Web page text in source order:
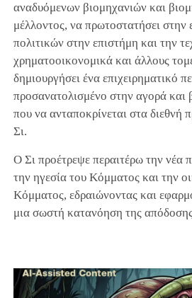
αναδυόμενων βιομηχανιών και
μέλλοντος, να πρωτοστατήσει
πολιτικών στην επιστήμη και την
χρηματοοικονομικά και άλλους
δημιουργήσει ένα επιχειρηματικό
προσανατολισμένο στην αγορά και
που να ανταποκρίνεται στα διεθνή
Σι.
Ο Σι προέτρεψε περαιτέρω την νέα
την ηγεσία του Κόμματος και την
Κόμματος, εδραιώνοντας και
μια σωστή κατανόηση της